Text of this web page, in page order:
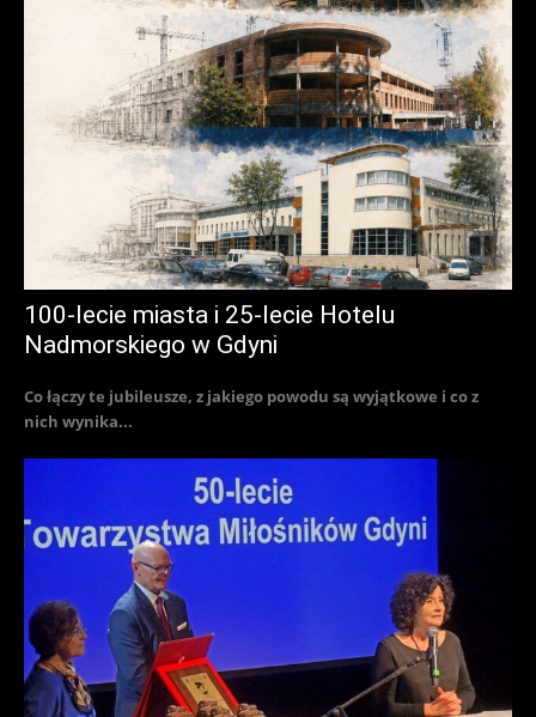
100-lecie miasta i 25-lecie Hotelu
Nadmorskiego w Gdyni
Co łączy te jubileusze, z jakiego powodu są wyjątkowe i co z
nich wynika...